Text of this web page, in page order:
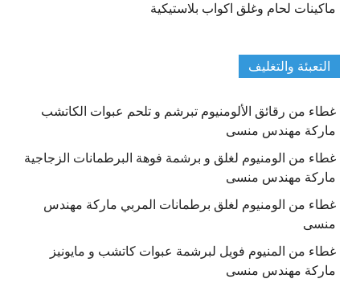
ماكينات لحام وغلق اكواب بلاستيكية
التعبئة والتغليف
غطاء من رقائق الألومنيوم تبرشم و تلحم عبوات الكاتشب
ماركة مهندس منسى
غطاء من الومنيوم لغلق و برشمة فوهة البرطمانات الزجاجية
ماركة مهندس منسى
غطاء من الومنيوم لغلق برطمانات المربي ماركة مهندس
منسى
غطاء من المنيوم فويل لبرشمة عبوات كاتشب و مايونيز
ماركة مهندس منسى